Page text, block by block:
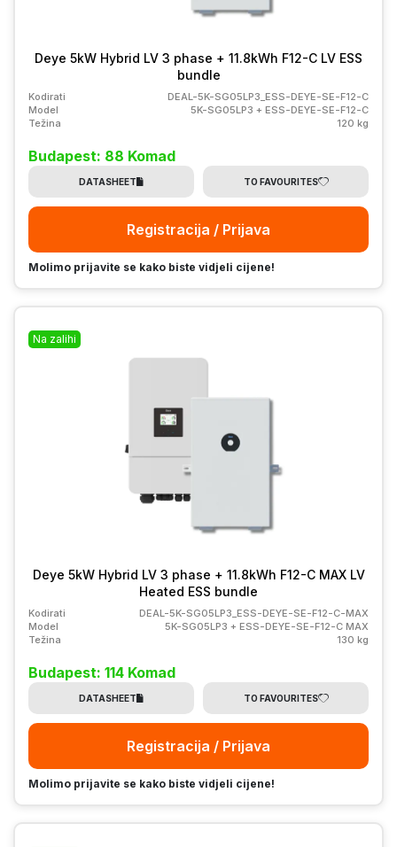
Deye 5kW Hybrid LV 3 phase + 11.8kWh F12-C LV ESS
bundle
Kodirati
DEAL-5K-SG05LP3_ESS-DEYE-SE-F12-C
Model
5K-SG05LP3 + ESS-DEYE-SE-F12-C
Težina
120 kg
Budapest: 88 Komad
DATASHEET TO FAVOURITES
Registracija / Prijava
Molimo prijavite se kako biste vidjeli cijene!
Na zalihi
Deye 5kW Hybrid LV 3 phase + 11.8kWh F12-C MAX LV
Heated ESS bundle
Kodirati
DEAL-5K-SG05LP3_ESS-DEYE-SE-F12-C-MAX
Model
5K-SG05LP3 + ESS-DEYE-SE-F12-C MAX
Težina
130 kg
Budapest: 114 Komad
DATASHEET TO FAVOURITES
Registracija / Prijava
Molimo prijavite se kako biste vidjeli cijene!